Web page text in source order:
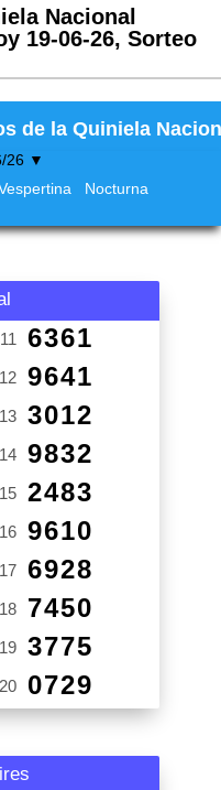
Nacional
19-06-26, Sorteo
de la Quiniela
26 ▼
Nocturna
11 6361
12 9641
13 3012
14 9832
15 2483
16 9610
17 6928
18 7450
19 3775
20 0729